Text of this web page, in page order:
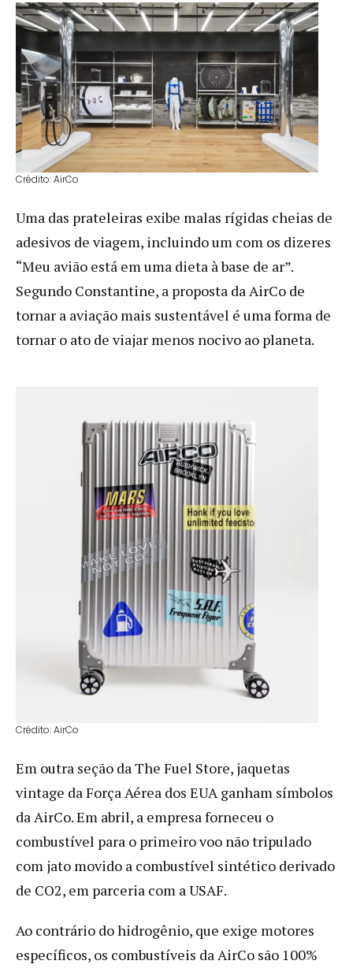
Crédito: AirCo
Uma das prateleiras exibe malas rígidas cheias de
adesivos de viagem, incluindo um com os dizeres
“Meu avião está em uma dieta à base de ar”.
Segundo Constantine, a proposta da AirCo de
tornar a aviação mais sustentável é uma forma de
tornar o ato de viajar menos nocivo ao planeta.
Crédito: AirCo
Em outra seção da The Fuel Store, jaquetas
vintage da Força Aérea dos EUA ganham símbolos
da AirCo. Em abril, a empresa forneceu o
combustível para o primeiro voo não tripulado
com jato movido a combustível sintético derivado
de CO2, em parceria com a USAF.
Ao contrário do hidrogênio, que exige motores
específicos, os combustíveis da AirCo são 100%